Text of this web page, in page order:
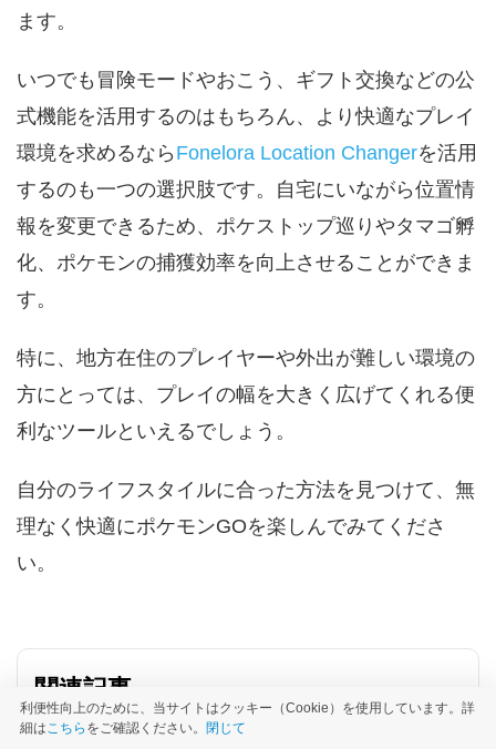
ます。
いつでも冒険モードやおこう、ギフト交換などの公
式機能を活用するのはもちろん、より快適なプレイ
環境を求めるなら Fonelora Location Changerを活用
するのも一つの選択肢です。自宅にいながら位置情
報を変更できるため、ポケストップ巡りやタマゴ孵
化、ポケモンの捕獲効率を向上させることができま
す。
特に、地方在住のプレイヤーや外出が難しい環境の
方にとっては、プレイの幅を大きく広げてくれる便
利なツールといえるでしょう。
自分のライフスタイルに合った方法を見つけて、無
理なく快適にポケモンGOを楽しんでみてくださ
い。
関連記事
ポケモンGOタマゴ孵化の裏ワザ徹底解説
利便性向上のために、当サイトはクッキー（Cookie）を使用しています。詳
細はこちら をご確認ください。 閉じて